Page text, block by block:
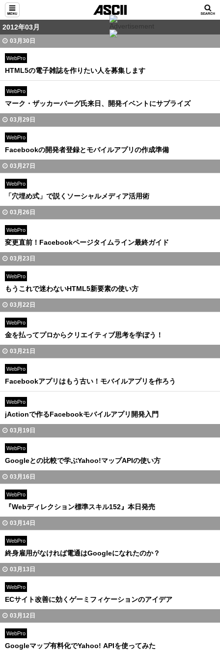
2012年03月
03月30日
WebPro
HTML5の電子雑誌を作りたい人を募集します
WebPro
マーク・ザッカーバーグ氏来日、開発イベントにサプライズ
03月29日
WebPro
Facebookの開発者登録とモバイルアプリの作成準備
03月27日
WebPro
「穴埋め式」で説くソーシャルメディア活用術
03月26日
WebPro
変更直前！Facebookページタイムライン最終ガイド
03月23日
WebPro
もうこれで迷わないHTML5新要素の使い方
03月22日
WebPro
金を払ってプロからクリエイティブ思考を学ぼう！
03月21日
WebPro
Facebookアプリはもう古い！モバイルアプリを作ろう
WebPro
jActionで作るFacebookモバイルアプリ開発入門
03月19日
WebPro
Googleとの比較で学ぶYahoo!マップAPIの使い方
03月16日
WebPro
『Webディレクション標準スキル152』本日発売
03月14日
WebPro
終身雇用がなければ電通はGoogleになれたのか？
03月13日
WebPro
ECサイト改善に効くゲーミフィケーションのアイデア
03月12日
WebPro
Googleマップ有料化でYahoo! APIを使ってみた